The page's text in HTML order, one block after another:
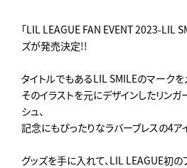
「LIL LEAGUE FAN EVENT 2023-LIL
ズが発売決定!!
タイトルでもあるLIL SMILEのマークを
そのイラストを元にデザインしたリンガ
シュ、
記念にもぴったりなラバーブレスの4ア
グッズを手に入れて、LIL LEAGUE初の